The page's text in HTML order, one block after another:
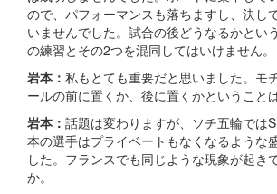
ので、パフォーマンスも落ちますし、決し
いませんでした。試合の後どうなるかとい
の練習とその2つを混同してはいけません。
岩本： 私もとても重要だと思いました。モ
ールの前に置くか、後に置くかということ
岩本： 話題は変わりますが、ソチ五輪では
本の選手はプライベートもなくなるような
した。フランスでも同じような現象が起き
か。